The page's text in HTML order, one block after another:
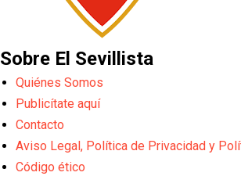
Sobre El Sevillista
Quiénes Somos
Publicítate aquí
Contacto
Aviso Legal, Política de Privacidad y
Código ético